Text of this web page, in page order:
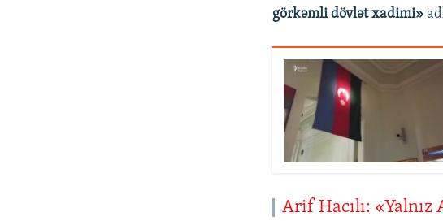
görkəmli dövlət xadimi»
Arif Hacılı: